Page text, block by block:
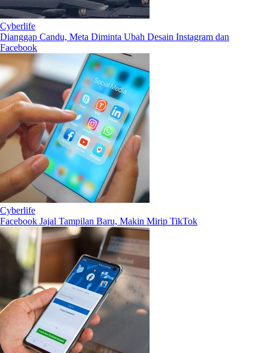
Cyberlife
Dianggap Candu, Meta Diminta Ubah Desain Instagram dan
Facebook
Cyberlife
Facebook Jajal Tampilan Baru, Makin Mirip TikTok